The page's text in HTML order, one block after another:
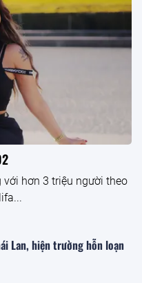
hơn 3 triệu người theo
Lan, hiện trường hỗn loạn